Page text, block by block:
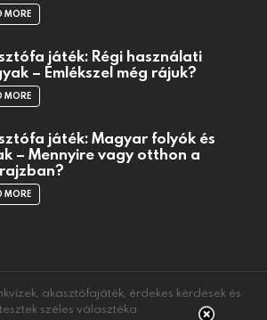
MORE
játék: Régi használati
– Emlékszel még rájuk?
MORE
játék: Magyar folyók és
– Mennyire vagy otthon a
MORE
akasztófajáték, érdekes kérdések és
tesztek széles választéka